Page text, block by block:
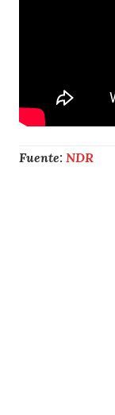
Fuente: NDR